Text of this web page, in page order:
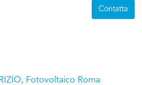
Fotovoltaico Roma
Contatta